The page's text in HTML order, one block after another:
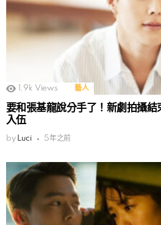
1.9k Views 藝人
要和張基龍說分手了！新劇拍攝
入伍
by Luci 5年之前